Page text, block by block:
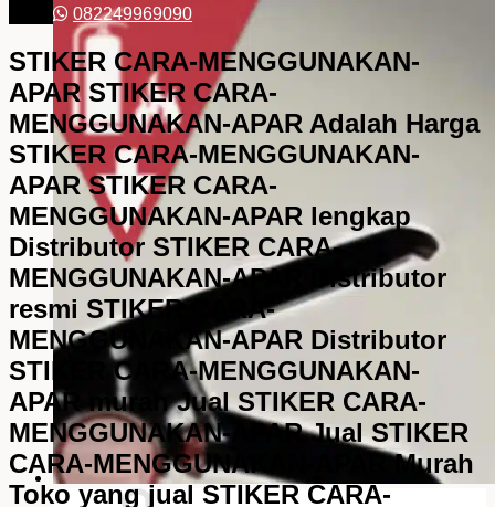
082249969090
STIKER CARA-MENGGUNAKAN-
APAR STIKER CARA-
MENGGUNAKAN-APAR Adalah Harga
STIKER CARA-MENGGUNAKAN-
APAR STIKER CARA-
MENGGUNAKAN-APAR lengkap
Distributor STIKER CARA-
MENGGUNAKAN-APAR Distributor
resmi STIKER CARA-
MENGGUNAKAN-APAR Distributor
STIKER CARA-MENGGUNAKAN-
APAR murah Jual STIKER CARA-
MENGGUNAKAN-APAR Jual STIKER
CARA-MENGGUNAKAN-APAR Murah
Toko yang jual STIKER CARA-